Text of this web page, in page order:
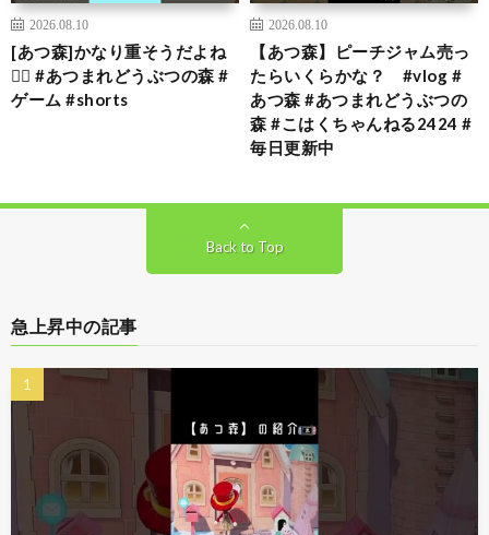
2026.08.10
[あつ森]かなり重そうだよね
🏋🏻 #あつまれどうぶつの森 #
ゲーム #shorts
2026.08.10
【あつ森】ピーチジャム売っ
たらいくらかな？ #vlog #
あつ森 #あつまれどうぶつの
森 #こはくちゃんねる2424 #
毎日更新中
Back to Top
急上昇中の記事